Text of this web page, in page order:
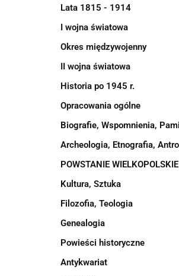
Lata 1815 - 1914
I wojna światowa
Okres międzywojenny
II wojna światowa
Historia po 1945 r.
Opracowania ogólne
Biografie, Wspomnienia,
Archeologia, Etnografia,
POWSTANIE WIELKOPOLSKIE
Kultura, Sztuka
Filozofia, Teologia
Genealogia
Powieści historyczne
Antykwariat